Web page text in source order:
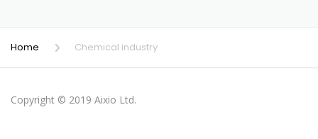
Home Chemical industry
Copyright © 2019 Aixio Ltd.